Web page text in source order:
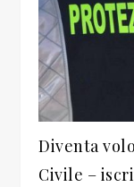
Diventa
Civile –